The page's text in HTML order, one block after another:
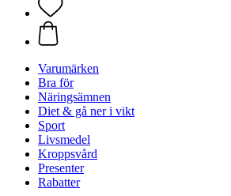
Varumärken
Bra för
Näringsämnen
Diet & gå ner i vikt
Sport
Livsmedel
Kroppsvård
Presenter
Rabatter